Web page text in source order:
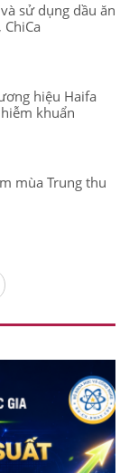
sử dụng dầu ăn
hiệu Haifa
khuẩn
mùa Trung thu